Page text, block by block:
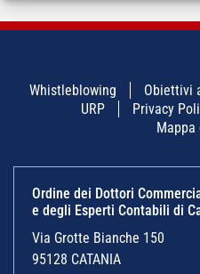
Whistleblowing Obiettivi
URP
Privacy
Ordine dei Dottori
e degli Esperti Contabili di
Via Grotte Bianche 150
95128 CATANIA